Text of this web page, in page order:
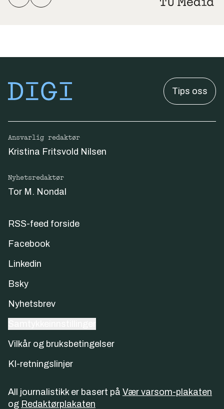
Tips oss
Ansvarlig redaktør
Kristina Fritsvold Nilsen
Nyhetsredaktør
Tor M. Nondal
RSS-feed forside
Facebook
Linkedin
Bsky
Nyhetsbrev
Vilkår og bruksbetingelser
KI-retningslinjer
All journalistikk er basert på Vær varsom-plakaten
og Redaktørplakaten